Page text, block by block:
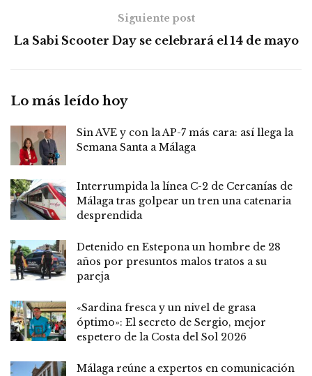
Siguiente post
La Sabi Scooter Day se celebrará el 14 de mayo
Lo más leído hoy
Sin AVE y con la AP-7 más cara: así llega la
Semana Santa a Málaga
Interrumpida la línea C-2 de Cercanías de
Málaga tras golpear un tren una catenaria
desprendida
Detenido en Estepona un hombre de 28
años por presuntos malos tratos a su
pareja
«Sardina fresca y un nivel de grasa
óptimo»: El secreto de Sergio, mejor
espetero de la Costa del Sol 2026
Málaga reúne a expertos en comunicación